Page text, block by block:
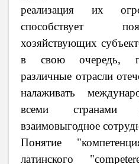
реализация их
способствует
хозяйствующих
в свою очередь,
различные отрасли
налаживать
всеми странами
взаимовыгодное
Понятие
латинского